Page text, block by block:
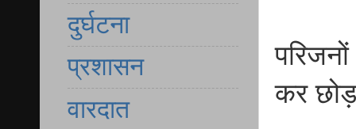
कर
दुर्घटना
प्रशासन
वारदात